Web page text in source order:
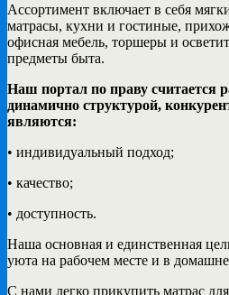
Ассортимент включает в себя
матрасы, кухни и гостиные,
офисная мебель, торшеры и
предметы быта.
Наш портал по праву считается
динамично структурой,
являются:
• индивидуальный подход;
• качество;
• доступность.
Наша основная и единственная
уюта на рабочем месте и в
С нами легко прикупить матрас